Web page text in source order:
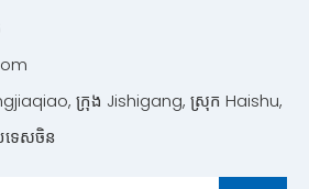
ក្រុង Jishigang, ស្រុក Haishu,
ទេសចិន